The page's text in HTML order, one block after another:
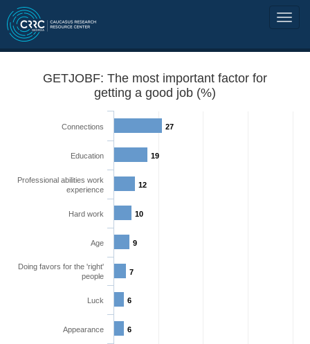
GETJOBF: The most important factor for
getting a good job (%)
27
19
12
10
9
7
6
6
Connections
Education
Professional abilities work
experience
Hard work
Age
Doing favors for the 'right'
people
Luck
Appearance